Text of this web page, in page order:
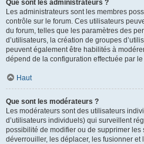
Que sont les administrateurs ?
Les administrateurs sont les membres
contrôle sur le forum. Ces utilisateurs
du forum, telles que les paramètres des
d’utilisateurs, la création de groupes
peuvent également être habilités à
dépend de la configuration effectuée par
Haut
Que sont les modérateurs ?
Les modérateurs sont des utilisateurs
d’utilisateurs individuels) qui surveillent
possibilité de modifier ou de supprimer les
déverrouiller, les déplacer, les fusionner et